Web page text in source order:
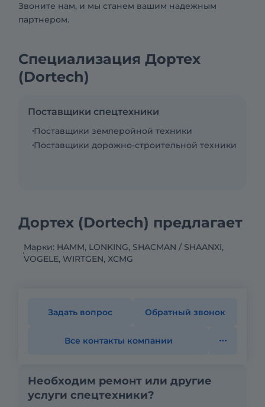
Звоните нам, и мы станем вашим надежным
партнером.
Специализация Дортех
(Dortech)
Поставщики спецтехники
Поставщики землеройной техники
Поставщики дорожно-строительной техники
Дортех (Dortech) предлагает
Марки: HAMM, LONKING, SHACMAN / SHAANXI,
VOGELE, WIRTGEN, XCMG
Задать вопрос Обратный звонок
Все контакты компании
Необходим ремонт или другие
услуги спецтехники?